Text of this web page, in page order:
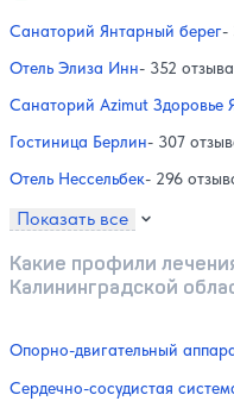
Санаторий Янтарный берег-
Отель Элиза Инн- 352 отзыва
Санаторий Azimut
Гостиница Берлин- 307
Отель Нессельбек- 296
Показать все
Какие профили
Калининградской
Опорно-двигательный
Сердечно-сосудистая